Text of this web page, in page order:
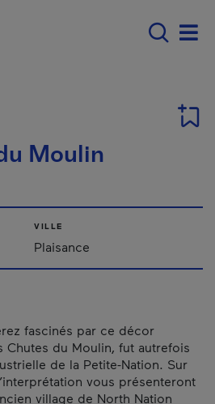
navigation -
Moulin
VILLE
Plaisance
fascinés par ce décor
Chutes du Moulin, fut autrefois
de la Petite-Nation. Sur
vous présenteront
village de North Nation